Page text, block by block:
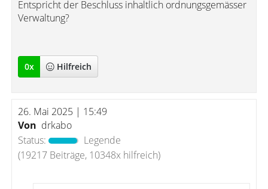
Entspricht der Beschluss inhaltlich ordnungsgemässer
Verwaltung?
0x Hilfreich
26. Mai 2025 | 15:49
Von drkabo
Status:
Legende
(19217 Beiträge, 10348x hilfreich)